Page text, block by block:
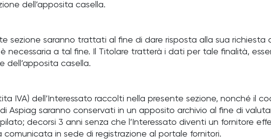
dell’apposita casella.
sezione saranno trattati al fine di dare risposta alla sua
necessaria a tal fine. Il Titolare tratterà i dati per tale finalità,
dell’apposita casella.
IVA) dell’Interessato raccolti nella presente sezione, nonché il
Aspiag saranno conservati in un apposito archivio al fine di
decorsi 3 anni senza che l’Interessato diventi un fornitore
in sede di registrazione al portale fornitori.